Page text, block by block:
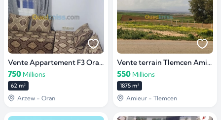
Vente Appartement F3 Oran Arzew
750 Millions
62 m²
Arzew - Oran
Vente terrain Tlemcen Amieur
550 Millions
1875 m²
Amieur - Tlemcen